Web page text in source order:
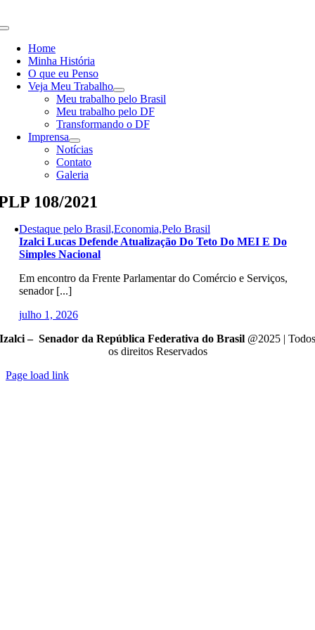
to
Toggle
NavigationHome
Minha História
O que eu Penso
Veja Meu Trabalho
Meu trabalho pelo Brasil
Meu trabalho pelo DF
Transformando o DF
Imprensa
Notícias
Contato
Galeria
108/2021
Destaque pelo Brasil,Economia,Pelo Brasil
Izalci Lucas Defende Atualização Do Teto Do MEI E Do
Simples Nacional
Em encontro da Frente Parlamentar do Comércio e Serviços,
senador [...]
julho 1, 2026
Izalci – Senador da República Federativa do Brasil @2025 | Todos
os direitos Reservados
Page load link